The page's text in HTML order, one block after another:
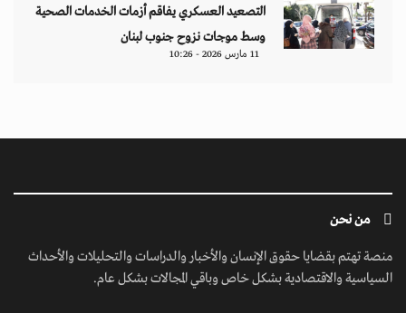
التصعيد العسكري يفاقم أزمات الخدمات الصحية
وسط موجات نزوح جنوب لبنان
11 مارس 2026 - 10:26
من نحن
منصة تهتم بقضايا حقوق الإنسان والأخبار والدراسات والتحليلات والأحداث
السياسية والاقتصادية بشكل خاص وباقي المجالات بشكل عام.